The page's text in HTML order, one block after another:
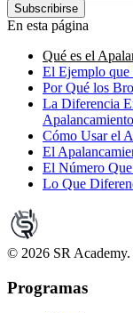
Subscribirse
En esta página
Qué es el
El Ejemplo que
Por Qué los
La Diferencia
Cómo Usar el
El
El Número
Lo Que
© 2026 SR
Programas